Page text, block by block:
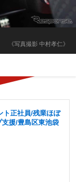
《写真撮影 中村孝仁》
ト正社員/残業ほぼ
援/豊島区東池袋